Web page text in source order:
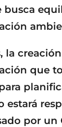
busca
la
que
estará
por un